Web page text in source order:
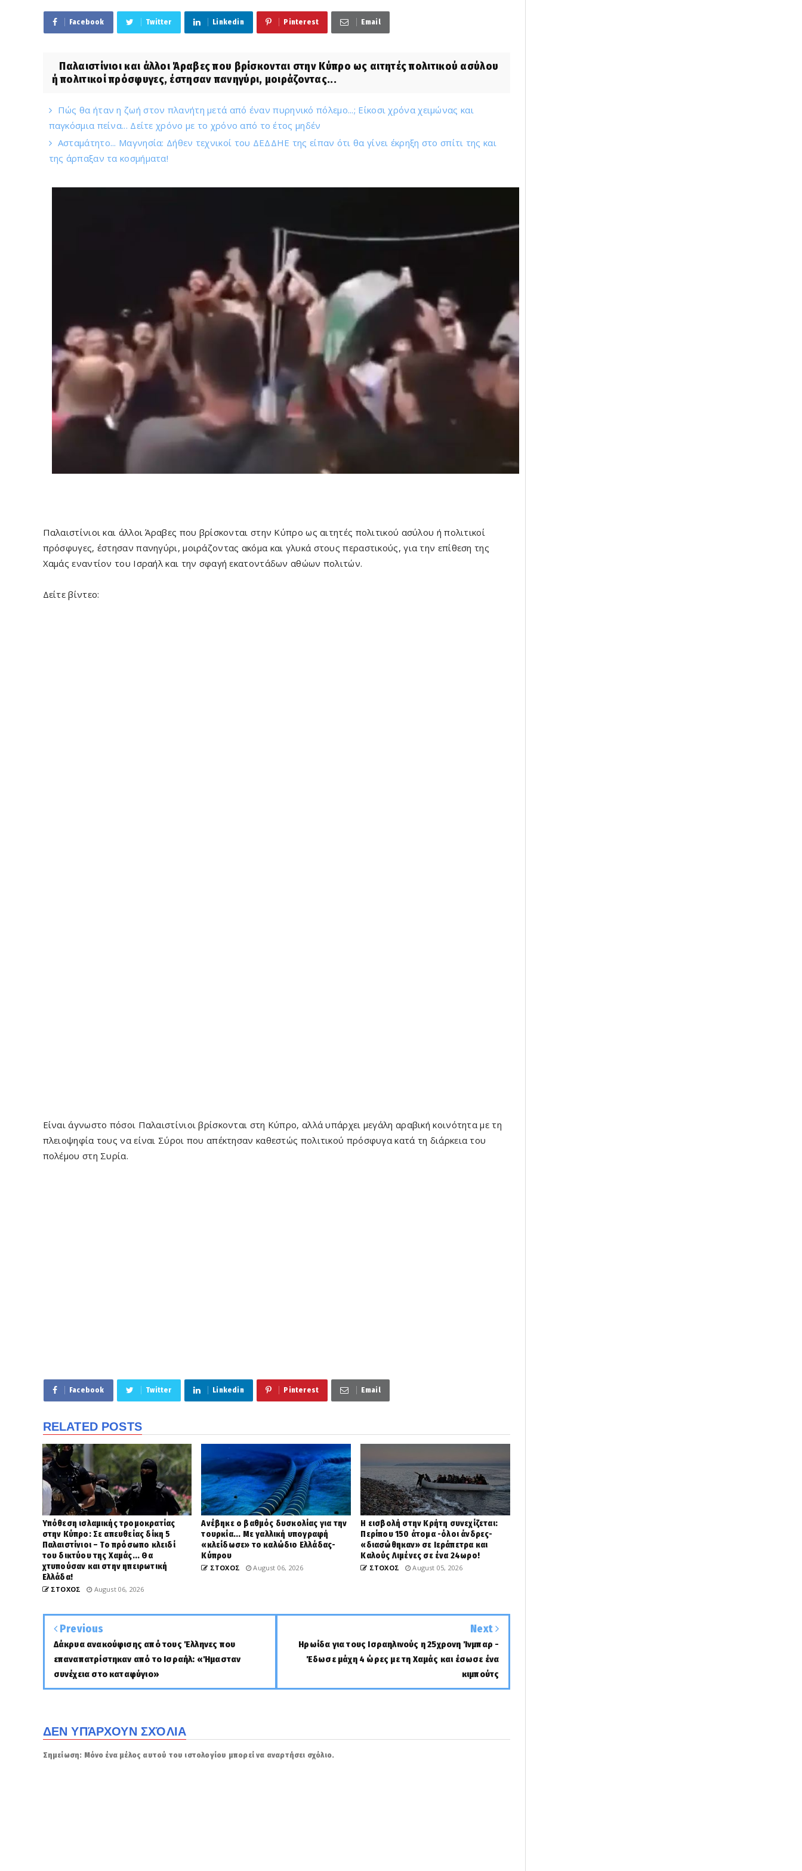
Facebook Twitter Linkedin Pinterest Email
Παλαιστίνιοι και άλλοι Άραβες που βρίσκονται στην Κύπρο ως αιτητές πολιτικού ασύλου
ή πολιτικοί πρόσφυγες, έστησαν πανηγύρι, μοιράζοντας...
Πώς θα ήταν η ζωή στον πλανήτη μετά από έναν πυρηνικό πόλεμο...; Είκοσι χρόνα χειμώνας και
παγκόσμια πείνα... Δείτε χρόνο με το χρόνο από το έτος μηδέν
Ασταμάτητο... Μαγνησία: Δήθεν τεχνικοί του ΔΕΔΔΗΕ της είπαν ότι θα γίνει έκρηξη στο σπίτι της και
της άρπαξαν τα κοσμήματα!
Παλαιστίνιοι και άλλοι Άραβες που βρίσκονται στην Κύπρο ως αιτητές πολιτικού ασύλου ή πολιτικοί
πρόσφυγες, έστησαν πανηγύρι, μοιράζοντας ακόμα και γλυκά στους περαστικούς, για την επίθεση της
Χαμάς εναντίον του Ισραήλ και την σφαγή εκατοντάδων αθώων πολιτών.
Δείτε βίντεο:
Είναι άγνωστο πόσοι Παλαιστίνιοι βρίσκονται στη Κύπρο, αλλά υπάρχει μεγάλη αραβική κοινότητα με τη
πλειοψηφία τους να είναι Σύροι που απέκτησαν καθεστώς πολιτικού πρόσφυγα κατά τη διάρκεια του
πολέμου στη Συρία.
Facebook Twitter Linkedin Pinterest Email
RELATED POSTS
Υπόθεση ισλαμικής τρομοκρατίας
στην Κύπρο: Σε απευθείας δίκη 5
Παλαιστίνιοι – Το πρόσωπο κλειδί
του δικτύου της Χαμάς... Θα
χτυπούσαν και στην ηπειρωτική
Ελλάδα!
ΣΤΟΧΟΣ August 06, 2026
Ανέβηκε ο βαθμός δυσκολίας για την
τουρκία... Με γαλλική υπογραφή
«κλείδωσε» το καλώδιο Ελλάδας-
Κύπρου
ΣΤΟΧΟΣ August 06, 2026
Η εισβολή στην Κρήτη συνεχίζεται:
Περίπου 150 άτομα -όλοι άνδρες-
«διασώθηκαν» σε Ιεράπετρα και
Καλούς Λιμένες σε ένα 24ωρο!
ΣΤΟΧΟΣ August 05, 2026
Previous
Δάκρυα ανακούφισης από τους Έλληνες που
επαναπατρίστηκαν από το Ισραήλ: «Ήμασταν
συνέχεια στο καταφύγιο»
Next
Hρωίδα για τους Ισραηλινούς η 25χρονη Ίνμπαρ -
Έδωσε μάχη 4 ώρες με τη Χαμάς και έσωσε ένα
κιμπούτς
ΔΕΝ ΥΠΆΡΧΟΥΝ ΣΧΌΛΙΑ
Σημείωση: Μόνο ένα μέλος αυτού του ιστολογίου μπορεί να αναρτήσει σχόλιο.